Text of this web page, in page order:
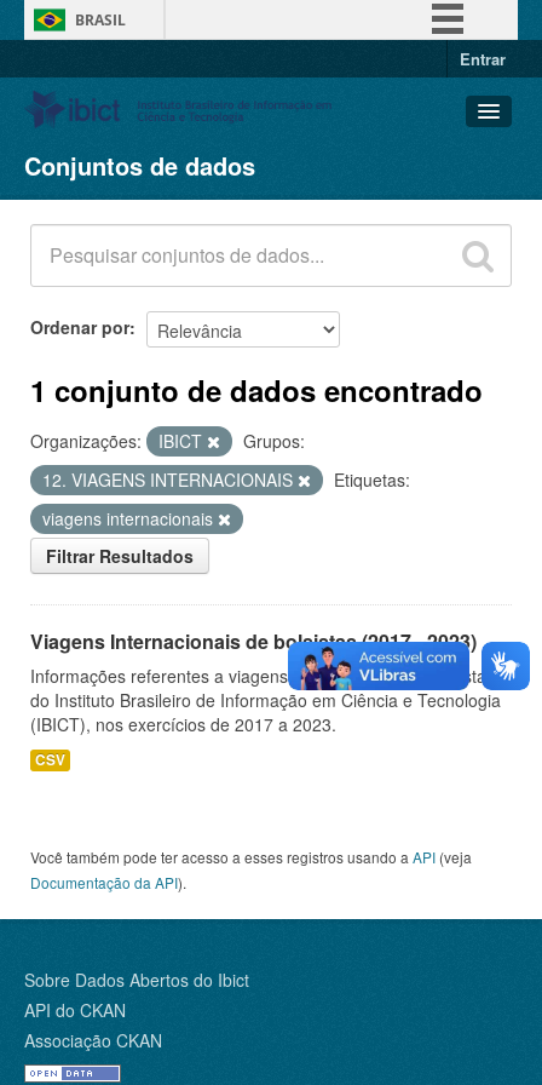
BRASIL
Entrar
Conjuntos de dados
Organizações
Grupos
Sobre
Conjuntos de dados
Ordenar por
1 conjunto de dados encontrado
Organizações: IBICT
Grupos:
12. VIAGENS INTERNACIONAIS
Etiquetas:
viagens internacionais
Filtrar Resultados
Viagens Internacionais de bolsistas (2017 - 2023)
Informações referentes a viagens internacionais de bolsistas
do Instituto Brasileiro de Informação em Ciência e Tecnologia
(IBICT), nos exercícios de 2017 a 2023.
CSV
Você também pode ter acesso a esses registros usando a API (veja
Documentação da API).
Sobre Dados Abertos do Ibict
API do CKAN
Associação CKAN